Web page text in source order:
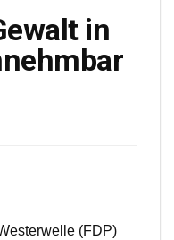
in
(FDP)